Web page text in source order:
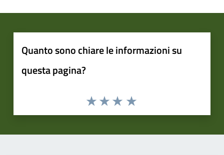
Quanto sono chiare le informazioni su
questa pagina?